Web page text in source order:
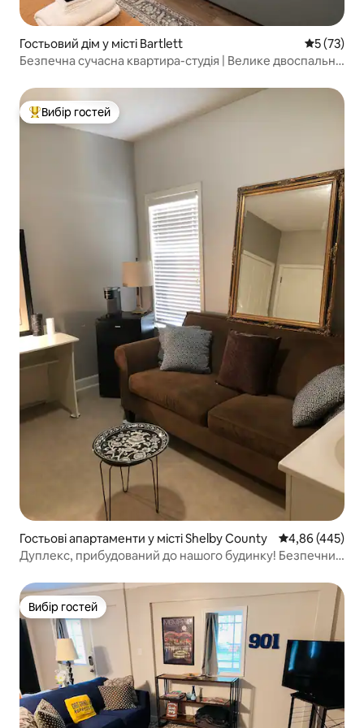
Гостьовий дім у місті Bartlett Середня
5 (73)
Безпечна сучасна квартира-студія | Велике двоспальне
Топ вибір гостей
Вибір гостей
Гостьові апартаменти у місті Shelby County Середня
4,86 (445)
Дуплекс, прибудований до нашого будинку! Безпечний
Вибір гостей
Вибір гостей